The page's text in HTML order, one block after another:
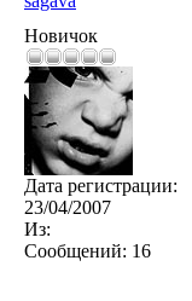
Новичок
Дата регистрации:
23/04/2007
Из:
Сообщений: 16